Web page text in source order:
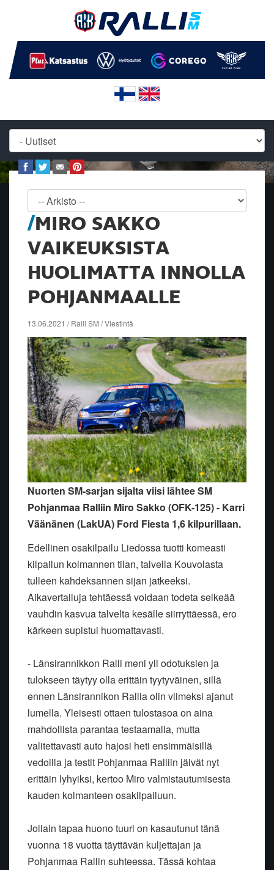
MIRO SAKKO
VAIKEUKSISTA
HUOLIMATTA INNOLLA
POHJANMAALLE
13.06.2021 / Ralli SM / Viestintä
Nuorten SM-sarjan sijalta viisi lähtee SM
Pohjanmaa Ralliin Miro Sakko (OFK-125) - Karri
Väänänen (LakUA) Ford Fiesta 1,6 kilpurillaan.
Edellinen osakilpailu Liedossa tuotti komeasti
kilpailun kolmannen tilan, talvella Kouvolasta
tulleen kahdeksannen sijan jatkeeksi.
Aikavertailuja tehtäessä voidaan todeta selkeää
vauhdin kasvua talvelta kesälle siirryttäessä, ero
kärkeen supistui huomattavasti.
- Länsirannikkon Ralli meni yli odotuksien ja
tulokseen täytyy olla erittäin tyytyväinen, sillä
ennen Länsirannikon Rallia olin viimeksi ajanut
lumella. Yleisesti ottaen tulostasoa on aina
mahdollista parantaa testaamalla, mutta
valitettavasti auto hajosi heti ensimmäisillä
vedoilla ja testit Pohjanmaa Ralliin jäivät nyt
erittäin lyhyiksi, kertoo Miro valmistautumisesta
kauden kolmanteen osakilpailuun.
Jollain tapaa huono tuuri on kasautunut tänä
vuonna 18 vuotta täyttävän kuljettajan ja
Pohjanmaa Rallin suhteessa. Tässä kohtaa